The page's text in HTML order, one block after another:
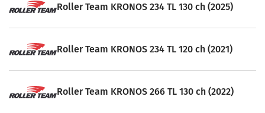
Roller Team KRONOS 234 TL 130 ch (2025)
Roller Team KRONOS 234 TL 120 ch (2021)
Roller Team KRONOS 266 TL 130 ch (2022)